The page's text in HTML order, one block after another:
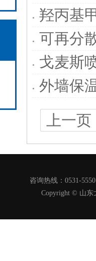
羟丙基
可再分
戈麦斯
外墙保
上一页
咨询热线：0531-
Copyright © 山